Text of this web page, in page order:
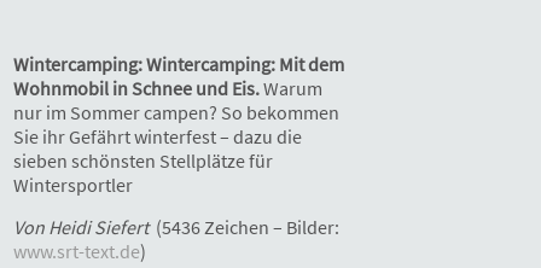
Wintercamping: Wintercamping: Mit dem
Wohnmobil in Schnee und Eis.Warum
nur im Sommer campen? So bekommen
Sie ihr Gefährt winterfest – dazu die
sieben schönsten Stellplätze für
Wintersportler
Von Heidi Siefert(5436 Zeichen – Bilder:
www.srt-text.de)